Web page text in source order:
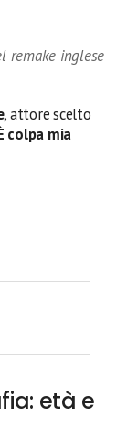
remake inglese
, attore scelto
colpa mia
età e